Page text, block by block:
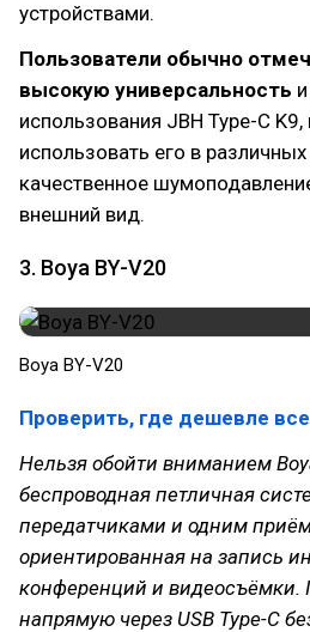
устройствами.
Пользователи обычно
высокую универсальность
использования JBH Type-C
использовать его в
качественное
внешний вид.
3. Boya BY-V20
Boya BY-V20
Проверить, где дешевле
Нельзя обойти вниманием
беспроводная петличная
передатчиками и одним
ориентированная на запись
конференций и видеосъёмки.
напрямую через USB Type-C